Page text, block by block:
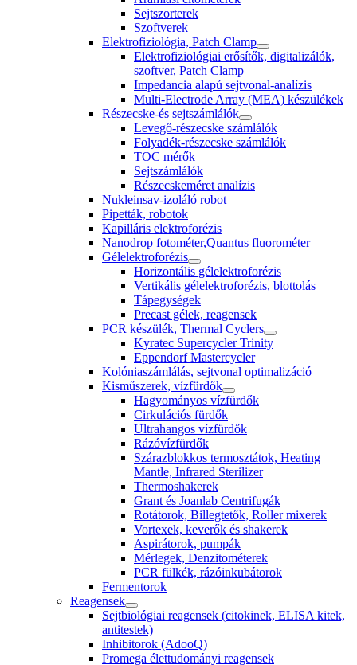
Sejtszorterek
Szoftverek
Elektrofiziológia, Patch Clamp
Elektrofiziológiai erősítők, digitalizálók,
szoftver, Patch Clamp
Impedancia alapú sejtvonal-analízis
Multi-Electrode Array (MEA) készülékek
Részecske-és sejtszámlálók
Levegő-részecske számlálók
Folyadék-részecske számlálók
TOC mérők
Sejtszámlálók
Részecskeméret analízis
Nukleinsav-izoláló robot
Pipetták, robotok
Kapilláris elektroforézis
Nanodrop fotométer,Quantus fluorométer
Gélelektroforézis
Horizontális gélelektroforézis
Vertikális gélelektroforézis, blottolás
Tápegységek
Precast gélek, reagensek
PCR készülék, Thermal Cyclers
Kyratec Supercycler Trinity
Eppendorf Mastercycler
Kolóniaszámlálás, sejtvonal optimalizáció
Kisműszerek, vízfürdők
Hagyományos vízfürdők
Cirkulációs fürdők
Ultrahangos vízfürdők
Rázóvízfürdők
Szárazblokkos termosztátok, Heating
Mantle, Infrared Sterilizer
Thermoshakerek
Grant és Joanlab Centrifugák
Rotátorok, Billegtetők, Roller mixerek
Vortexek, keverők és shakerek
Aspirátorok, pumpák
Mérlegek, Denzitométerek
PCR fülkék, rázóinkubátorok
Fermentorok
Reagensek
Sejtbiológiai reagensek (citokinek, ELISA kitek,
antitestek)
Inhibitorok (AdooQ)
Promega élettudományi reagensek